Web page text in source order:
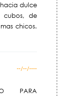
dulce
cubos, de
chicos.
--/--/----
PARA